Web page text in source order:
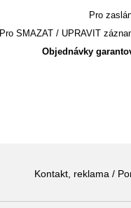
Pro
Pro SMAZAT / UPRAVIT
Objednávky
Kontakt, reklama /